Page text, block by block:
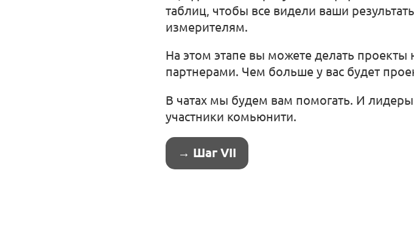
таблиц, чтобы все видели ваши
измерителям.
На этом этапе вы можете делать проекты
партнерами. Чем больше у вас будет
В чатах мы будем вам помогать. И
участники комьюнити.
→ Шаг VII